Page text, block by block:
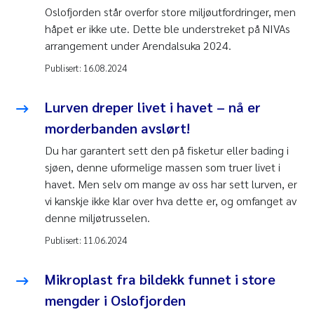
Oslofjorden står overfor store miljøutfordringer, men
håpet er ikke ute. Dette ble understreket på NIVAs
arrangement under Arendalsuka 2024.
Publisert: 16.08.2024
Lurven dreper livet i havet – nå er
morderbanden avslørt!
Du har garantert sett den på fisketur eller bading i
sjøen, denne uformelige massen som truer livet i
havet. Men selv om mange av oss har sett lurven, er
vi kanskje ikke klar over hva dette er, og omfanget av
denne miljøtrusselen.
Publisert: 11.06.2024
Mikroplast fra bildekk funnet i store
mengder i Oslofjorden